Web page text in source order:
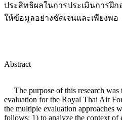
ประสิทธิผลในการประเมินการฝึ
ให้ข้อมูลอย่างชัดเจนและเพียงพอ
Abstract
The purpose of this research was
evaluation for the Royal Thai Air
the multiple evaluation approaches
follows; 1) to analyze the context of